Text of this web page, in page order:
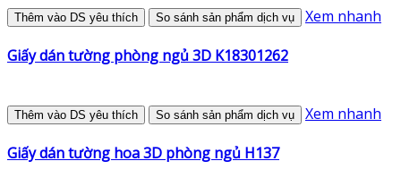
Thêm vào DS yêu thích So sánh sản phẩm dịch vụ Xem nhanh
Giấy dán tường phòng ngủ 3D K18301262
Thêm vào DS yêu thích So sánh sản phẩm dịch vụ Xem nhanh
Giấy dán tường hoa 3D phòng ngủ H137